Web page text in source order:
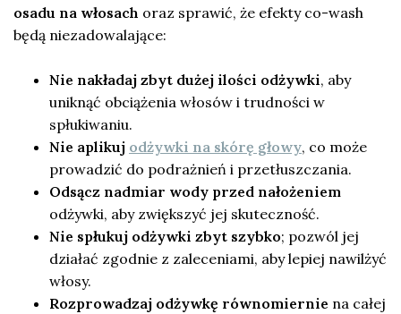
osadu na włosach oraz sprawić, że efekty co-wash
będą niezadowalające:
Nie nakładaj zbyt dużej ilości odżywki, aby
uniknąć obciążenia włosów i trudności w
spłukiwaniu.
Nie aplikuj odżywki na skórę głowy, co może
prowadzić do podrażnień i przetłuszczania.
Odsącz nadmiar wody przed nałożeniem
odżywki, aby zwiększyć jej skuteczność.
Nie spłukuj odżywki zbyt szybko; pozwól jej
działać zgodnie z zaleceniami, aby lepiej nawilżyć
włosy.
Rozprowadzaj odżywkę równomiernie na całej